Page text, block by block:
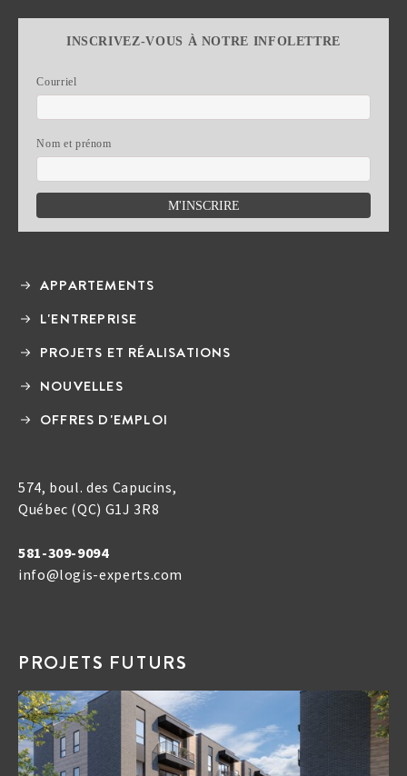
INSCRIVEZ-VOUS À NOTRE INFOLETTRE
Courriel
Nom et prénom
APPARTEMENTS
L'ENTREPRISE
PROJETS ET RÉALISATIONS
NOUVELLES
OFFRES D'EMPLOI
574, boul. des Capucins,
Québec (QC) G1J 3R8
581-309-9094
info@logis-experts.com
PROJETS FUTURS